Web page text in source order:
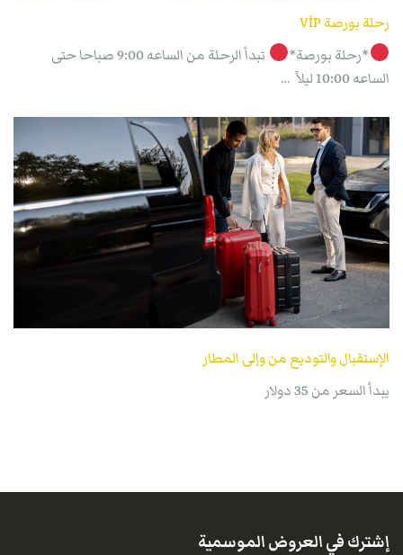
رحلة بورصة VİP
*رحلة بورصة*
تبدأ الرحلة من الساعه 9:00 صباحا حتى
الساعه 10:00 ليلاً …
الإستقبال والتوديع من وإلى المطار
يبدأ السعر من 35 دولار
إشترك في العروض الموسمية